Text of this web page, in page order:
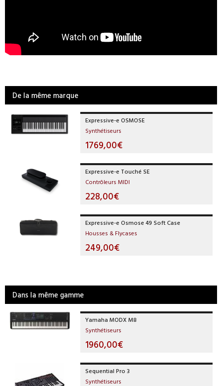
De la même marque
Expressive-e OSMOSE
Synthétiseurs
1769,00€
Expressive-e Touché SE
Contrôleurs MIDI
228,00€
Expressive-e Osmose 49 Soft Case
Housses & Flycases
249,00€
Dans la même gamme
Yamaha MODX M8
Synthétiseurs
1960,00€
Sequential Pro 3
Synthétiseurs